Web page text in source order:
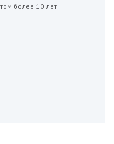
более 10 лет